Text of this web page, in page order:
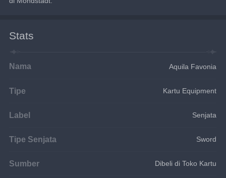
Stats
Nama Aquila Favonia
Tipe Kartu Equipment
Label Senjata
Tipe Senjata Sword
Sumber Dibeli di Toko Kartu